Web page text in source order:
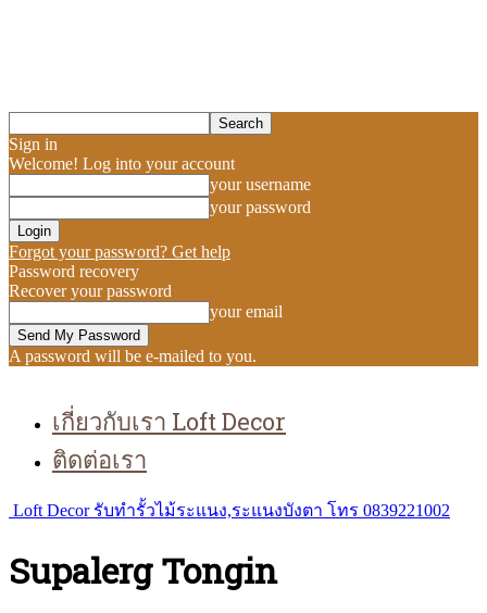
Sign in
Welcome! Log into your account
your username
your password
Forgot your password? Get help
Password recovery
Recover your password
your email
A password will be e-mailed to you.
เกี่ยวกับเรา Loft Decor
ติดต่อเรา
Loft Decor รับทำรั้วไม้ระแนง,ระแนงบังตา โทร 0839221002
Supalerg Tongin